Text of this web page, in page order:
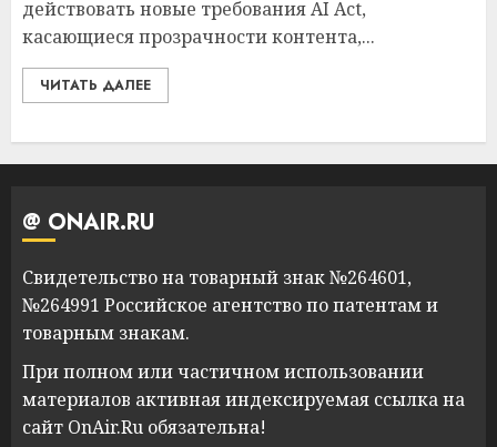
действовать новые требования AI Act,
касающиеся прозрачности контента,...
ЧИТАТЬ ДАЛЕЕ
@ ONAIR.RU
Свидетельство на товарный знак №264601,
№264991 Российское агентство по патентам и
товарным знакам.
При полном или частичном использовании
материалов активная индексируемая ссылка на
сайт OnAir.Ru обязательна!